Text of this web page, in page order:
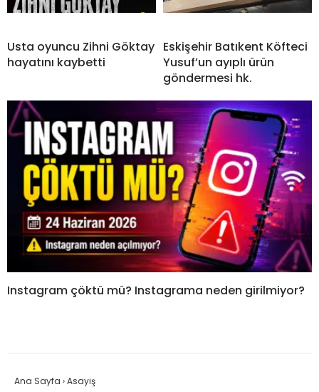
Usta oyuncu Zihni Göktay
hayatını kaybetti
Eskişehir Batıkent Köfteci
Yusuf’un ayıplı ürün
göndermesi hk.
Instagram çöktü mü? Instagrama neden girilmiyor?
Ana Sayfa ›Asayiş